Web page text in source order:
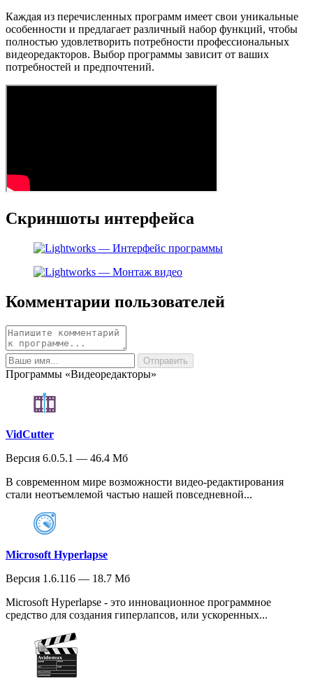
Каждая из перечисленных программ имеет свои уникальные
особенности и предлагает различный набор функций, чтобы
полностью удовлетворить потребности профессиональных
видеоредакторов. Выбор программы зависит от ваших
потребностей и предпочтений.
Скриншоты интерфейса
Комментарии пользователей
Программы «Видеоредакторы»
VidCutter
Версия 6.0.5.1 — 46.4 Мб
В современном мире возможности видео-редактирования
стали неотъемлемой частью нашей повседневной...
Microsoft Hyperlapse
Версия 1.6.116 — 18.7 Мб
Microsoft Hyperlapse - это инновационное программное
средство для создания гиперлапсов, или ускоренных...